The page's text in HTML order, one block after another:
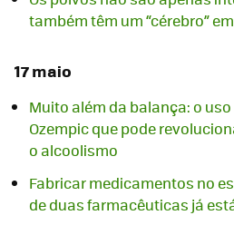
também têm um “cérebro”
17 maio
Muito além da balança: o
Ozempic que pode
o alcoolismo
Fabricar medicamentos no
de duas farmacêuticas já